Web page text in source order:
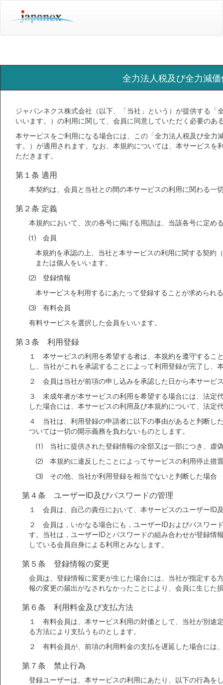
全力法人税及び全力減
ジャパンネクス株式会社（以下、「当社」という）が提供する
いいます。）の利用に関して、会員に同意していただく必要のあ
本サービスをご利用になる場合には、この「全力法人税及び全
す。）が適用されます。なお、本規約については、本サービス
ただきます。
第１条 適用
本契約は、会員と当社との間の本サービスの利用に関わる一
第２条 定義
本規約において、次の各号に掲げる用語は、当該各号に定め
⑴ 会員
本規約を承認の上、当社と本サービスの利用に関する契約
または個人をいいます。
⑵ 登録情報
本サービスを利用するにあたって登録することが求められ
⑶ 有料会員
有料サービスを選択した会員をいいます。
第３条 利用登録
１ 本サービスの利用を希望する者は、本規約を遵守するこ
し、当社がこれを承認することによって利用登録が完了し、
２ 会員は当社が前項の申し込みを承認した日から本サービ
３ 未成年者が本サービスの利用を希望する場合には、法定
した場合には、本サービスの利用及び本規約について、法定
４ 当社は、利用登録の申請者に以下の事由があると判断し
ついては一切の開示義務を負わないものとします。
⑴ 当社に提供された登録情報の全部又は一部につき、虚
⑵ 本規約に違反したことによってサービスの利用停止措
⑶ その他、当社が利用登録を相当でないと判断した場合
第４条 ユーザーID及びパスワードの管理
１ 会員は、自己の責任において、本サービスのユーザーID
２ 会員は，いかなる場合にも，ユーザーIDおよびパスワー
す。当社は，ユーザーIDとパスワードの組み合わせが登録
している会員自身による利用とみなします。
第５条 登録情報の変更
会員は、登録情報に変更が生じた場合には、当社が指定す
報の変更の届出がなされなかったことにより、会員に生じた
第６条 利用料金及び支払方法
１ 有料会員は、本サービス利用の対価として、当社が別途
る方法により支払うものとします。
２ 有料会員が、前項の利用料金の支払を遅延した場合には
第７条 禁止行為
登録ユーザーは、本サービスの利用にあたり、以下の行為を